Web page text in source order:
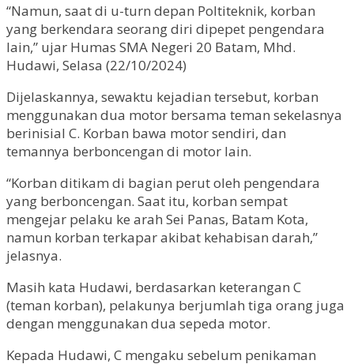
“Namun, saat di u-turn depan Poltiteknik, korban
yang berkendara seorang diri dipepet pengendara
lain,” ujar Humas SMA Negeri 20 Batam, Mhd.
Hudawi, Selasa (22/10/2024)
Dijelaskannya, sewaktu kejadian tersebut, korban
menggunakan dua motor bersama teman sekelasnya
berinisial C. Korban bawa motor sendiri, dan
temannya berboncengan di motor lain.
“Korban ditikam di bagian perut oleh pengendara
yang berboncengan. Saat itu, korban sempat
mengejar pelaku ke arah Sei Panas, Batam Kota,
namun korban terkapar akibat kehabisan darah,”
jelasnya.
Masih kata Hudawi, berdasarkan keterangan C
(teman korban), pelakunya berjumlah tiga orang juga
dengan menggunakan dua sepeda motor.
Kepada Hudawi, C mengaku sebelum penikaman